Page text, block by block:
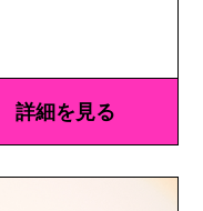
詳細を見る